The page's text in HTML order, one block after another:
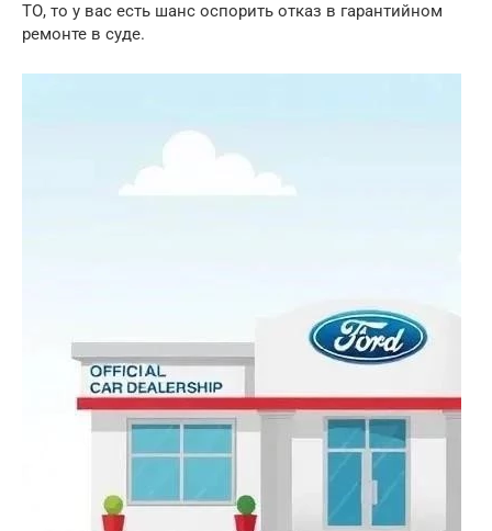
ТО, то у вас есть шанс оспорить отказ в гарантийном
ремонте в суде.